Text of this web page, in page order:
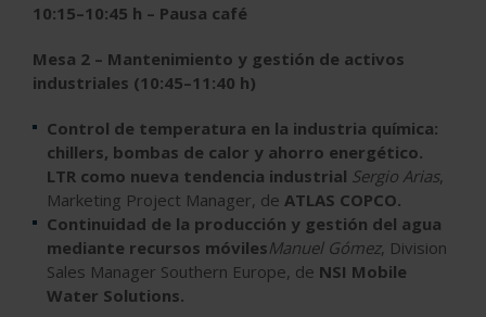
10:15–10:45 h – Pausa café
Mesa 2 – Mantenimiento y gestión de activos
industriales (10:45–11:40 h)
Control de temperatura en la industria química:
chillers, bombas de calor y ahorro energético.
LTR como nueva tendencia industrial Sergio Arias,
Marketing Project Manager, de ATLAS COPCO.
Continuidad de la producción y gestión del agua
mediante recursos móvilesManuel Gómez, Division
Sales Manager Southern Europe, de NSI Mobile
Water Solutions.